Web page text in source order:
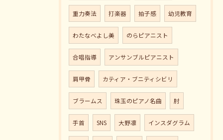
重力奏法 打楽器 拍子感 幼児教育
わたなべよし美 のらピアニスト
合唱指導 アンサンブルピアニスト
肩甲骨 カティア・ブニティシビリ
ブラームス 珠玉のピアノ名曲 肘
手首 SNS 大野凛 インスダグラム